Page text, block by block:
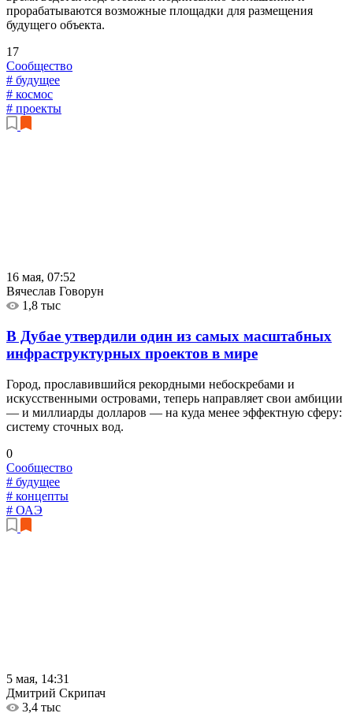
прорабатываются возможные площадки для размещения
будущего объекта.
17
Сообщество
# будущее
# космос
# проекты
16 мая, 07:52
Вячеслав Говорун
1,8 тыс
В Дубае утвердили один из самых масштабных
инфраструктурных проектов в мире
Город, прославившийся рекордными небоскребами и
искусственными островами, теперь направляет свои амбиции
— и миллиарды долларов — на куда менее эффектную сферу:
систему сточных вод.
0
Сообщество
# будущее
# концепты
# ОАЭ
5 мая, 14:31
Дмитрий Скрипач
3,4 тыс